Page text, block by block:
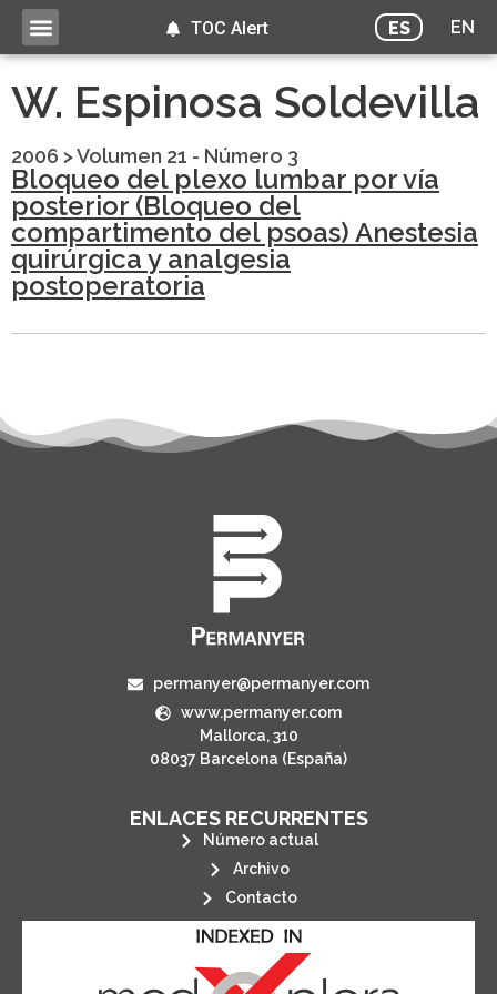
ES EN
TOC Alert
W. Espinosa Soldevilla
2006 >Volumen 21 - Número 3
Bloqueo del plexo lumbar por vía
posterior (Bloqueo del
compartimento del psoas) Anestesia
quirúrgica y analgesia
postoperatoria
permanyer@permanyer.com
www.permanyer.com
Mallorca, 310
08037 Barcelona (España)
ENLACES RECURRENTES
Número actual
Archivo
Contacto